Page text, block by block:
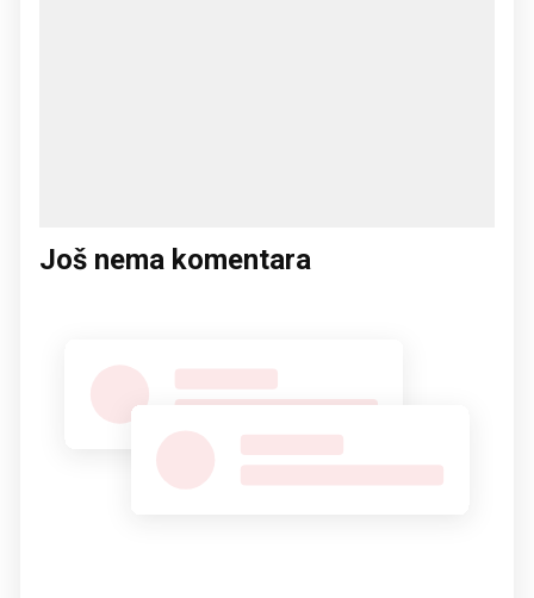
Još nema komentara